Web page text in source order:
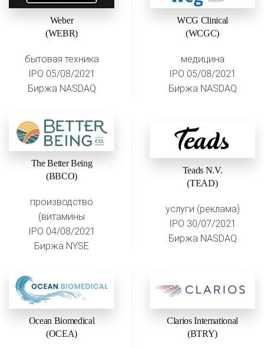
Weber
(WEBR)
бытовая техника
IPO 05/08/2021
Биржа NASDAQ
WCG Clinical
(WCGC)
медицина
IPO 05/08/2021
Биржа NASDAQ
The Better Being
(BBCO)
производство
(витамины
IPO 04/08/2021
Биржа NYSE
Teads N.V.
(TEAD)
услуги (реклама)
IPO 30/07/2021
Биржа NASDAQ
Ocean Biomedical
(OCEA)
Clarios International
(BTRY)